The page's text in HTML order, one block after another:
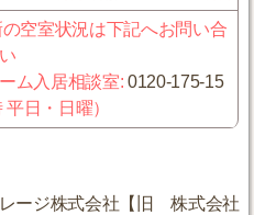
空室状況は下記へお問い合
ム入居相談室:0120-175-15
平日・日曜）
ージ株式会社【旧 株式会社